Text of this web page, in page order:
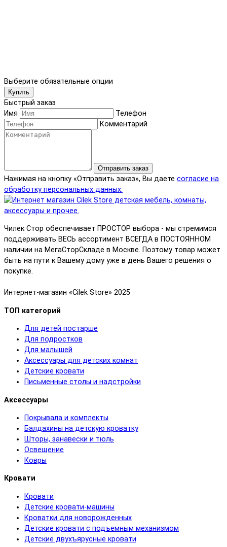
Выберите обязательные опции
Купить
Быстрый заказ
Имя
Телефон
Комментарий
Отправить заказ
Нажимая на кнопку «Отправить заказ», Вы даете согласие на
обработку персональных данных.
Чилек Стор обеспечивает ПРОСТОР выбора - мы стремимся
поддерживать ВЕСЬ ассортимент ВСЕГДА в ПОСТОЯННОМ
наличии на МегаСторСкладе в Москве. Поэтому товар может
быть на пути к Вашему дому уже в день Вашего решения о
покупке.
Интернет-магазин «Cilek Store» 2025
ТОП категорий
Для детей постарше
Для подростков
Для малышей
Аксессуары для детских комнат
Детские кровати
Письменные столы и надстройки
Аксессуары
Покрывала и комплекты
Балдахины на детскую кроватку
Шторы, занавески и тюль
Освещение
Ковры
Кровати
Кровати
Детские кровати-машины
Кроватки для новорожденных
Детские кровати с подъемным механизмом
Детские двухъярусные кровати